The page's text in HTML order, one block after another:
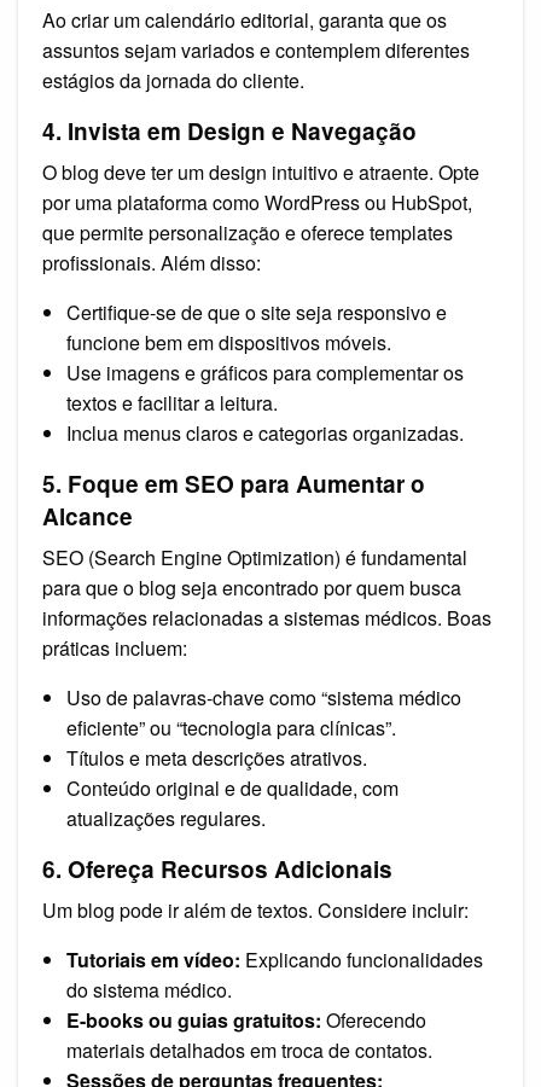
Ao criar um calendário editorial, garanta que os
assuntos sejam variados e contemplem diferentes
estágios da jornada do cliente.
4. Invista em Design e Navegação
O blog deve ter um design intuitivo e atraente. Opte
por uma plataforma como WordPress ou HubSpot,
que permite personalização e oferece templates
profissionais. Além disso:
Certifique-se de que o site seja responsivo e
funcione bem em dispositivos móveis.
Use imagens e gráficos para complementar os
textos e facilitar a leitura.
Inclua menus claros e categorias organizadas.
5. Foque em SEO para Aumentar o
Alcance
SEO (Search Engine Optimization) é fundamental
para que o blog seja encontrado por quem busca
informações relacionadas a sistemas médicos. Boas
práticas incluem:
Uso de palavras-chave como “sistema médico
eficiente” ou “tecnologia para clínicas”.
Títulos e meta descrições atrativos.
Conteúdo original e de qualidade, com
atualizações regulares.
6. Ofereça Recursos Adicionais
Um blog pode ir além de textos. Considere incluir:
Tutoriais em vídeo: Explicando funcionalidades
do sistema médico.
E-books ou guias gratuitos: Oferecendo
materiais detalhados em troca de contatos.
Sessões de perguntas frequentes: